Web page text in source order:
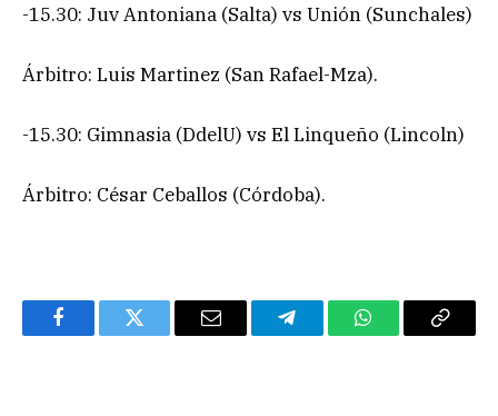
-15.30: Juv Antoniana (Salta) vs Unión (Sunchales)
Árbitro: Luis Martinez (San Rafael-Mza).
-15.30: Gimnasia (DdelU) vs El Linqueño (Lincoln)
Árbitro: César Ceballos (Córdoba).
FacebookTwitter Email TelegramWhatsAppCopy